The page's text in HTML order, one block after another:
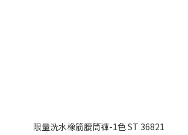
限量洗水橡筋腰筒褲-1色 ST 36821